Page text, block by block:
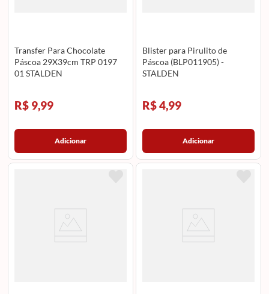
Transfer Para Chocolate
Páscoa 29X39cm TRP 0197
01 STALDEN
R$ 9,99
Adicionar
Blister para Pirulito de
Páscoa (BLP011905) -
STALDEN
R$ 4,99
Adicionar